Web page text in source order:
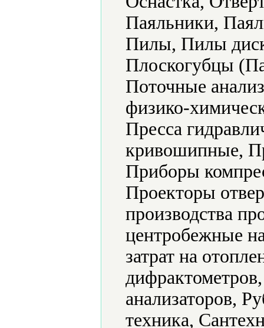
Паяльники,
Пилы, Пилы
Плоскогубцы
Поточные
физико-
Пресса
кривошипные,
Приборы
Проекторы
производства
центробежные
затрат на
анализаторов,
техника,